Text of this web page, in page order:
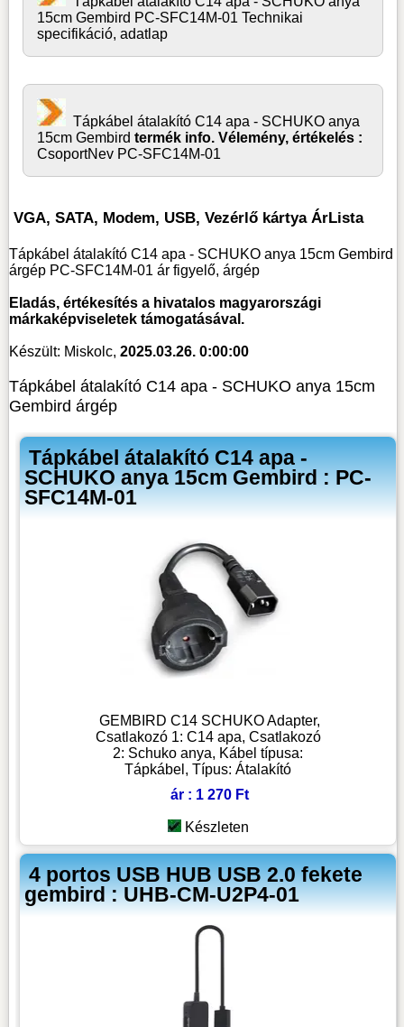
15cm Gembird PC-SFC14M-01 Technikai
specifikáció, adatlap
Tápkábel átalakító C14 apa - SCHUKO anya
15cm Gembird termék info. Vélemény, értékelés :
CsoportNev PC-SFC14M-01
VGA, SATA, Modem, USB, Vezérlő kártya ÁrLista
Tápkábel átalakító C14 apa - SCHUKO anya 15cm Gembird
árgép PC-SFC14M-01 ár figyelő, árgép
Eladás, értékesítés a hivatalos magyarországi
márkaképviseletek támogatásával.
Készült: Miskolc, 2025.03.26. 0:00:00
Tápkábel átalakító C14 apa - SCHUKO anya 15cm
Gembird árgép
Tápkábel átalakító C14 apa -
SCHUKO anya 15cm Gembird : PC-
SFC14M-01
GEMBIRD C14 SCHUKO Adapter,
Csatlakozó 1: C14 apa, Csatlakozó
2: Schuko anya, Kábel típusa:
Tápkábel, Típus: Átalakító
ár : 1 270 Ft
Készleten
4 portos USB HUB USB 2.0 fekete
gembird : UHB-CM-U2P4-01